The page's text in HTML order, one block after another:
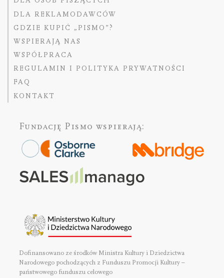
DLA REKLAMODAWCÓW
GDZIE KUPIĆ „PISMO”?
WSPIERAJĄ NAS
WSPÓŁPRACA
REGULAMIN I POLITYKA PRYWATNOŚCI
FAQ
KONTAKT
Fundację Pismo wspierają:
Dofinansowano ze środków Ministra Kultury i Dziedzictwa
Narodowego pochodzących z Funduszu Promocji Kultury –
państwowego funduszu celowego